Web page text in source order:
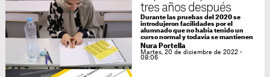
tres años después
Durante las pruebas del 2020 se
introdujeron facilidades por el
alumnado que no había tenido un
curso normal y todavía se mantienen
Nura Portella
Martes, 20 de diciembre de 2022 -
08:06